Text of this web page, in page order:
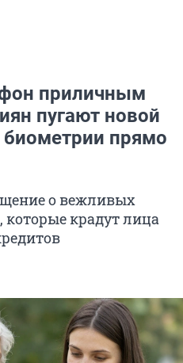
приличным
пугают новой
прямо
о вежливых
крадут лица